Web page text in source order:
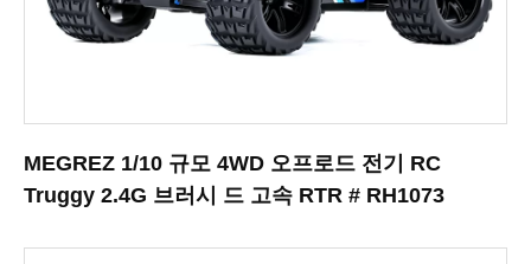
MEGREZ 1/10 규모 4WD 오프로드 전기 RC
Truggy 2.4G 브러시 드 고속 RTR # RH1073